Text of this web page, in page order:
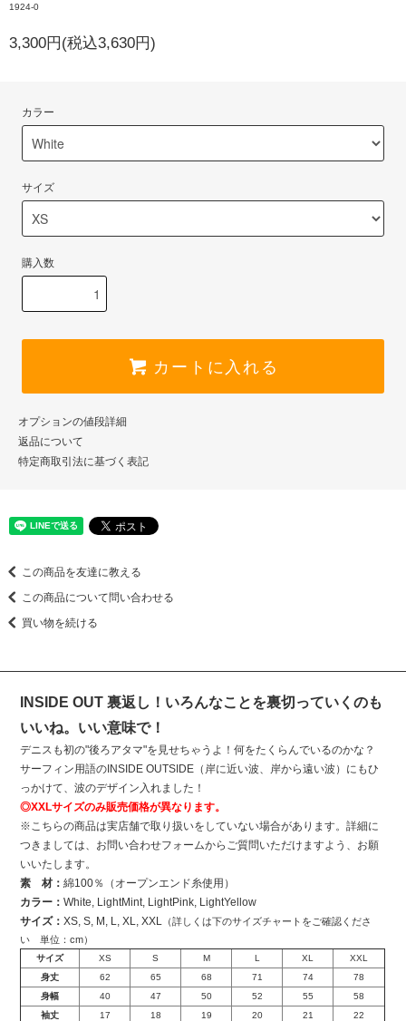
1924-0
3,300円(税込3,630円)
カラー
サイズ
購入数
カートに入れる
オプションの値段詳細
返品について
特定商取引法に基づく表記
この商品を友達に教える
この商品について問い合わせる
買い物を続ける
INSIDE OUT 裏返し！いろんなことを裏切っていくのも
いいね。いい意味で！
デニスも初の"後ろアタマ"を見せちゃうよ！何をたくらんでいるのかな？
サーフィン用語のINSIDE OUTSIDE（岸に近い波、岸から遠い波）にもひ
っかけて、波のデザイン入れました！
◎XXLサイズのみ販売価格が異なります。
※こちらの商品は実店舗で取り扱いをしていない場合があります。詳細に
つきましては、お問い合わせフォームからご質問いただけますよう、お願
いいたします。
素 材：綿100％（オープンエンド糸使用）
カラー：White, LightMint, LightPink, LightYellow
サイズ：XS, S, M, L, XL, XXL （詳しくは下のサイズチャートをご確認くださ
い 単位：cm）
サイズ XS S M L XL
XXL
身丈
62 65 68 71 74
78
身幅
40 47 50 52 55
58
袖丈
17 18 19 20 21
22